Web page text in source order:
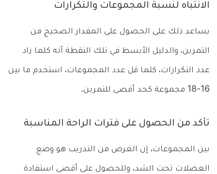
الانتباه لنسبة المجموعات والتكرارات
يساعد ذلك على الحصول على المقدار الصحيح من
التمرين، والدليل الأبسط في تلك النقطة أنه كلما زاد
عدد التكرارات، كلما قل عدد المجموعات، استخدم ما بين
16-18 مجموعة كحد أقصى للتمرين.
تأكد من الحصول على فترات الراحة المناسبة
بين المجموعات، إن الغرض من التدريب هو وضع
العضلات تحت الشد، وللحصول على أقصى استفادة